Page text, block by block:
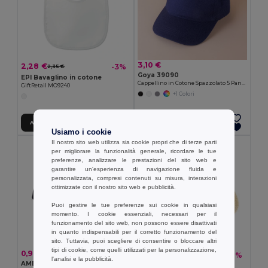
2,28 €2,35 € -3%
EPI Bavaglino in cotone
GiftRetail MO9240
Aggiungi al carrello
3,10 €
Goya 39090
Cappellino in Cotone Spazzolato 5 Pannelli Velcro FIRST-CLASS
+1 Colori
0,97 € 1,89 € 2,29 € -18%
Usiamo i cookie
Il nostro sito web utilizza sia cookie propri che di terze parti
per migliorare la funzionalità generale, ricordare le tue
preferenze, analizzare le prestazioni del sito web e
garantire un'esperienza di navigazione fluida e
personalizzata, compresi contenuti su misura, interazioni
ottimizzate con il nostro sito web e pubblicità.
Puoi gestire le tue preferenze sui cookie in qualsiasi
momento. I cookie essenziali, necessari per il
funzionamento del sito web, non possono essere disattivati
in quanto indispensabili per il corretto funzionamento del
sito. Tuttavia, puoi scegliere di consentire o bloccare altri
tipi di cookie, come quelli utilizzati per la personalizzazione,
l'analisi e la pubblicità.